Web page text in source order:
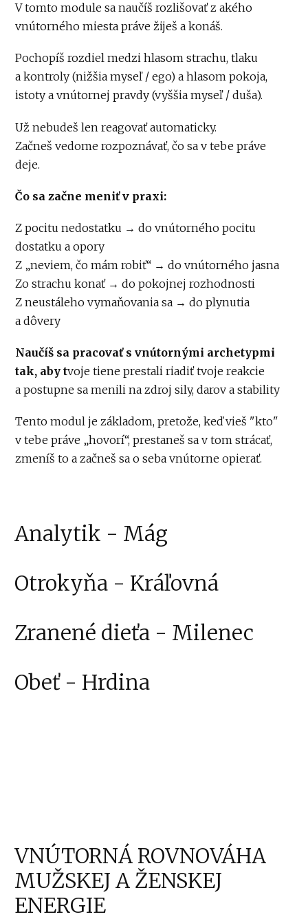
V tomto module sa naučíš rozlišovať z akého
vnútorného miesta práve žiješ a konáš.
Pochopíš rozdiel medzi hlasom strachu, tlaku
a kontroly (nižšia myseľ / ego) a hlasom pokoja,
istoty a vnútornej pravdy (vyššia myseľ / duša).
Už nebudeš len reagovať automaticky.
Začneš vedome rozpoznávať, čo sa v tebe práve
deje.
Čo sa začne meniť v praxi:
Z pocitu nedostatku → do vnútorného pocitu
dostatku a opory
Z „neviem, čo mám robiť“ → do vnútorného jasna
Zo strachu konať → do pokojnej rozhodnosti
Z neustáleho vymaňovania sa → do plynutia
a dôvery
Naučíš sa pracovať s vnútornými archetypmi
tak, aby tvoje tiene prestali riadiť tvoje reakcie
a postupne sa menili na zdroj sily, darov a stability
Tento modul je základom, pretože, keď vieš "kto"
v tebe práve „hovorí“, prestaneš sa v tom strácať,
zmeníš to a začneš sa o seba vnútorne opierať.
Analytik - Mág
Otrokyňa - Kráľovná
Zranené dieťa - Milenec
Obeť - Hrdina
VNÚTORNÁ ROVNOVÁHA
MUŽSKEJ A ŽENSKEJ
ENERGIE